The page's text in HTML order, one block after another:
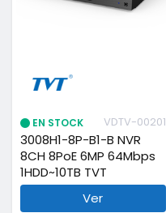
EN STOCK VDTV-00201
3008H1-8P-B1-B NVR
8CH 8PoE 6MP 64Mbps
1HDD~10TB TVT
Ver